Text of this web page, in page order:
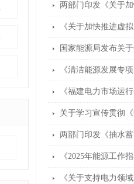
两部门印发《关于
《关于加快推进虚
国家能源局发布关
《清洁能源发展专
《福建电力市场运
关于学习宣传贯彻
两部门印发《抽水
《2025年能源工作
《关于支持电力领